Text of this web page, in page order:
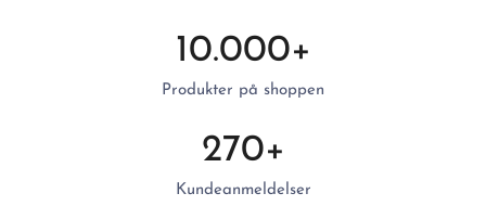
10.000+
Produkter på shoppen
270+
Kundeanmeldelser